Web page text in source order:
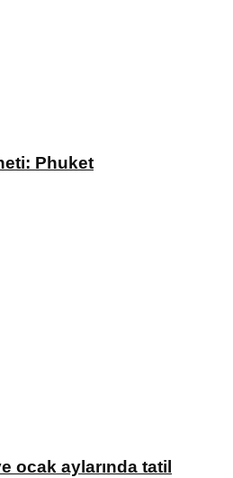
Phuket
ocak aylarında tatil